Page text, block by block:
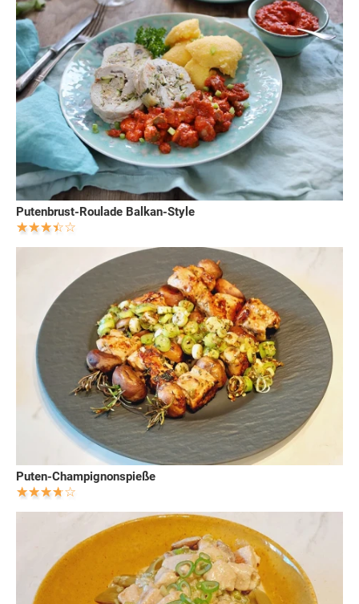
Putenbrust-Roulade Balkan-Style
Puten-Champignonspieße